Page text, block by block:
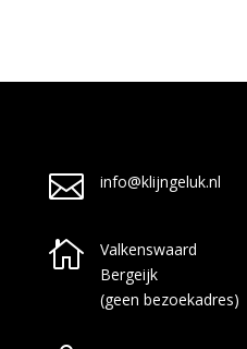
 info@klijngeluk.nl

Valkenswaard
Bergeijk
(geen bezoekadres)